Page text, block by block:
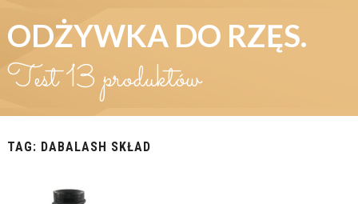
ODŻYWKA DO RZĘS.
Test 13 produktów
TAG: DABALASH SKŁAD